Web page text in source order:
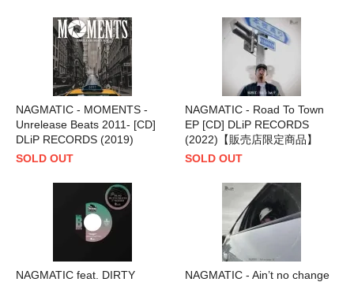
NAGMATIC - MOMENTS -
Unrelease Beats 2011- [CD]
DLiP RECORDS (2019)
SOLD OUT
NAGMATIC - Road To Town
EP [CD] DLiP RECORDS
(2022)【販売店限定商品】
SOLD OUT
NAGMATIC feat. DIRTY NAGMATIC - Ain’t no change